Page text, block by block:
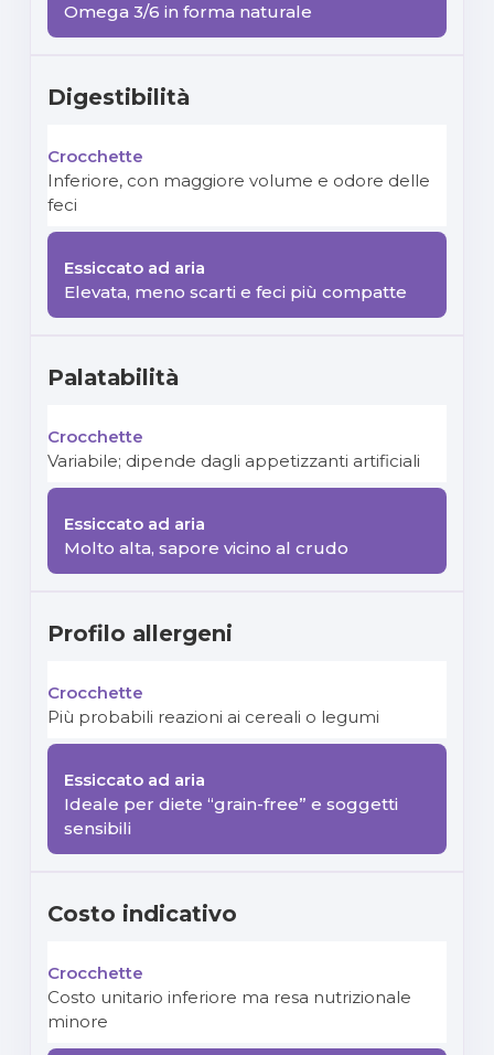
Omega 3/6 in forma naturale
Digestibilità
Inferiore, con maggiore volume e odore delle
feci
Elevata, meno scarti e feci più compatte
Palatabilità
Variabile; dipende dagli appetizzanti artificiali
Molto alta, sapore vicino al crudo
Profilo allergeni
Più probabili reazioni ai cereali o legumi
Ideale per diete “grain-free” e soggetti
sensibili
Costo indicativo
Costo unitario inferiore ma resa nutrizionale
minore